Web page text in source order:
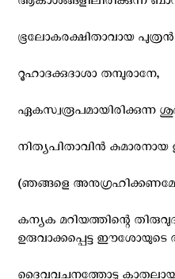
ഭൂലോകരക്ഷിതാവായ പുത്രന്‍
റൂഹാദക്കുദാശാ തമ്പുരാനേ,
ഏകസ്വരൂപമായിരിക്കുന്ന
നിത്യപിതാവിന്‍
(ഞങ്ങളെ
കന്യക മറിയത്തിന്റെ
ഉരുവാക്കപ്പെട്ട ഈശോയുടെ